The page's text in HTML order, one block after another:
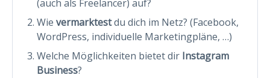
(auch als Freelancer) auf?
Wie vermarktestdu dich im Netz? (Facebook,
WordPress, individuelle Marketingpläne, …)
Welche Möglichkeiten bietet dir Instagram
Business?